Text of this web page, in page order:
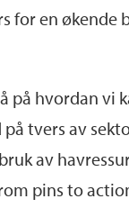
for en
på hvordan vi
tvers av
av
pins to